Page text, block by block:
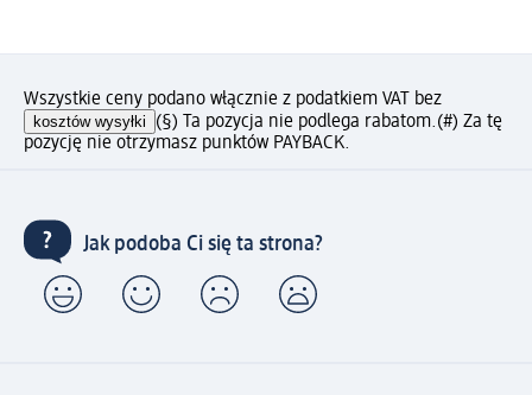
Wszystkie ceny podano włącznie z podatkiem VAT bez
kosztów wysyłki (§) Ta pozycja nie podlega rabatom.(#) Za tę
pozycję nie otrzymasz punktów PAYBACK.
Jak podoba Ci się ta strona?